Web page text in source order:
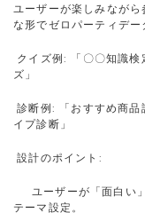
ユーザーが楽しみなが
な形でゼロパーティデー
クイズ例: 「〇〇知識
ズ」
診断例: 「おすすめ商品
イプ診断」
設計のポイント:
ユーザーが「面白い」
テーマ設定。